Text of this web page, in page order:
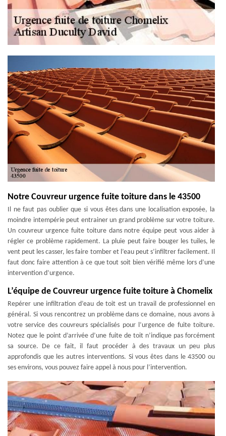
Notre Couvreur urgence fuite toiture dans le 43500
Il ne faut pas oublier que si vous êtes dans une localisation exposée, la
moindre intempérie peut entrainer un grand problème sur votre toiture.
Un couvreur urgence fuite toiture dans notre équipe peut vous aider à
régler ce problème rapidement. La pluie peut faire bouger les tuiles, le
vent peut les casser, les faire tomber et l’eau peut s’infiltrer facilement. Il
faut donc faire attention à ce que tout soit bien vérifié même lors d’une
intervention d’urgence.
L’équipe de Couvreur urgence fuite toiture à Chomelix
Repérer une infiltration d’eau de toit est un travail de professionnel en
général. Si vous rencontrez un problème dans ce domaine, nous avons à
votre service des couvreurs spécialisés pour l’urgence de fuite toiture.
Notez que le point d’arrivée d’une fuite de toit n’indique pas forcément
sa source. De ce fait, il faut procéder à des travaux un peu plus
approfondis que les autres interventions. Si vous êtes dans le 43500 ou
ses environs, vous pouvez faire appel à nous pour l’intervention.